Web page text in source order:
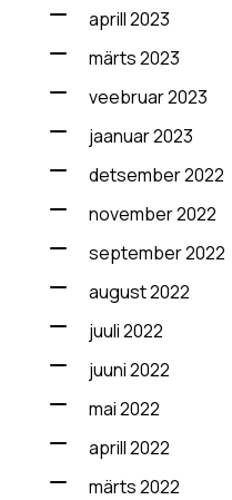
aprill 2023
märts 2023
veebruar 2023
jaanuar 2023
detsember 2022
november 2022
september 2022
august 2022
juuli 2022
juuni 2022
mai 2022
aprill 2022
märts 2022